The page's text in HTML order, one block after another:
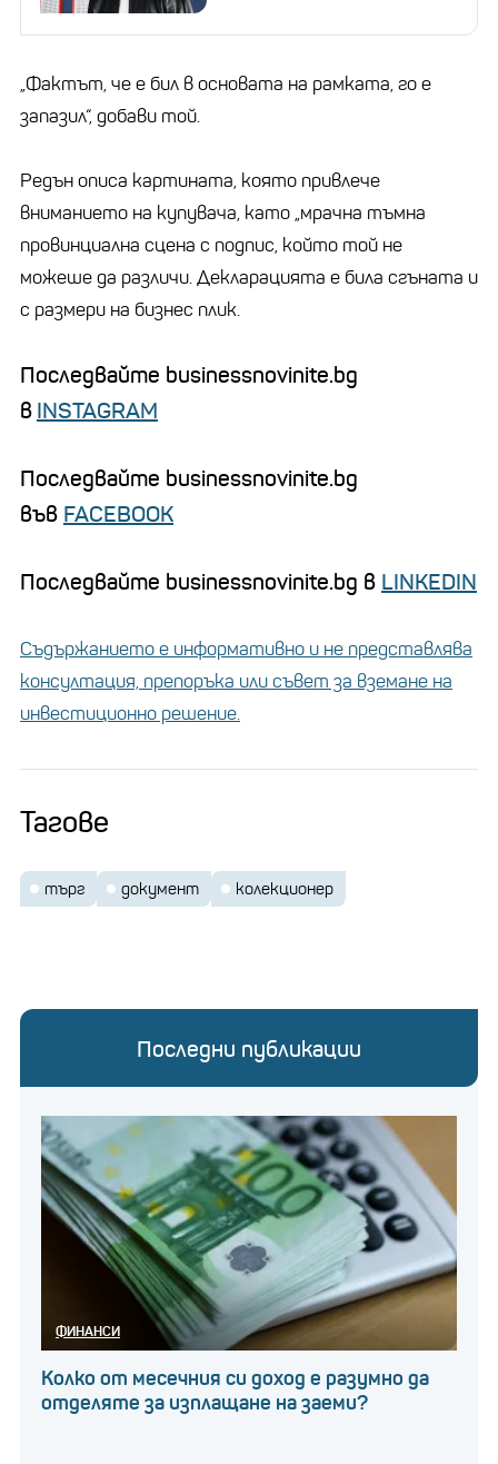
„Фактът, че е бил в основата на рамката, го е
запазил“, добави той.
Редън описа картината, която привлече
вниманието на купувача, като „мрачна тъмна
провинциална сцена с подпис, който той не
можеше да различи. Декларацията е била сгъната и
с размери на бизнес плик.
Последвайте businessnovinite.bg
в INSTAGRAM
Последвайте businessnovinite.bg
във FACEBOOK
Последвайте businessnovinite.bg в LINKEDIN
Съдържанието е информативно и не представлява
консултация, препоръка или съвет за вземане на
инвестиционно решение.
Тагове
търг документ колекционер
Последни публикации
ФИНАНСИ
Колко от месечния си доход е разумно да
отделяте за изплащане на заеми?